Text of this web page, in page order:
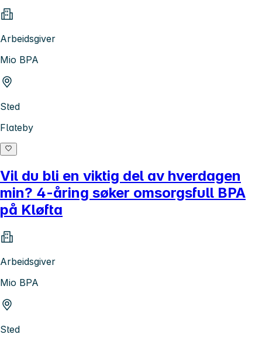
Arbeidsgiver
Mio BPA
Sted
Flateby
Vil du bli en viktig del av hverdagen
min? 4-åring søker omsorgsfull BPA
på Kløfta
Arbeidsgiver
Mio BPA
Sted